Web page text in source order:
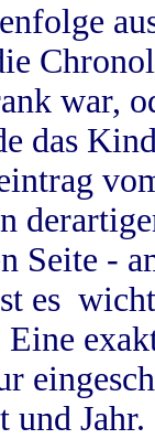
war,
das
Seite -
es
und Jahr.